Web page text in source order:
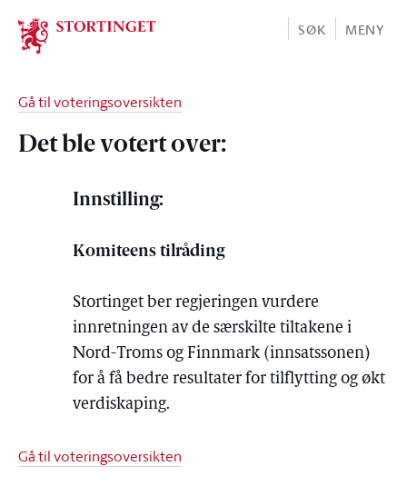
Stortinget.no
SØK MENY
Gå til voteringsoversikten
Det ble votert over:
Innstilling:
Komiteens tilråding
Stortinget ber regjeringen vurdere
innretningen av de særskilte tiltakene i
Nord-Troms og Finnmark (innsatssonen)
for å få bedre resultater for tilflytting og økt
verdiskaping.
Gå til voteringsoversikten